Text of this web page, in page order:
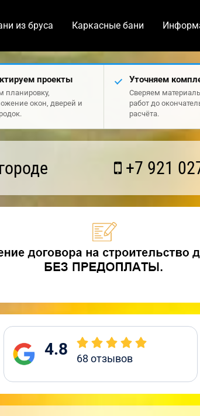
из бруса Каркасные бани
проекты
планировку,
окон, дверей и
Уточняем
Сверяем
работ до
расчёта.
+7 921
4.8 68 отзывов